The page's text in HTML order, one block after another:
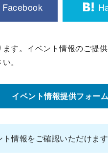
Facebook
す。イベント情報のご提
。
イベント情報提供フォーム
情報をご確認いただけます